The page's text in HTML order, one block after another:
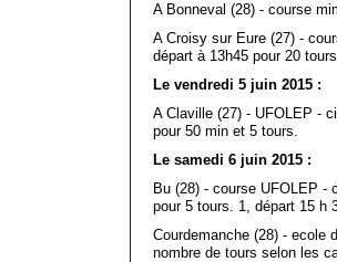
A Bonneval (28) - course
A Croisy sur Eure (27) -
départ à 13h45 pour 20
Le vendredi 5 juin 2015 :
A Claville (27) - UFOLEP -
pour 50 min et 5 tours.
Le samedi 6 juin 2015 :
Bu (28) - course UFOLEP -
pour 5 tours. 1, départ 15 h
Courdemanche (28) - ecole
nombre de tours selon les